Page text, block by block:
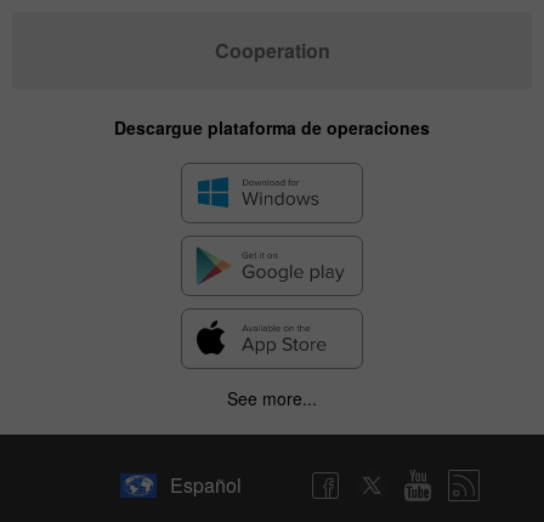
Cooperation
Descargue plataforma de operaciones
See more...
Español